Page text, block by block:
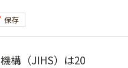
保存
構（JIHS）は20